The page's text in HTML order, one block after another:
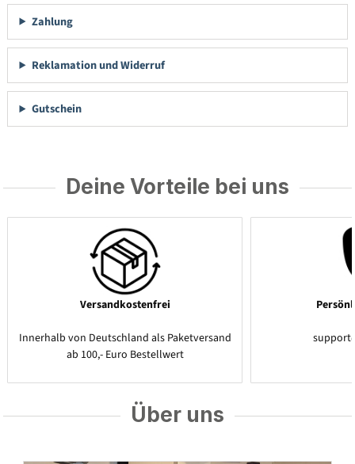
Zahlung
Reklamation und Widerruf
Gutschein
Deine Vorteile bei uns
Versandkostenfrei
Innerhalb von Deutschland als Paketversand
ab 100,- Euro Bestellwert
Über uns